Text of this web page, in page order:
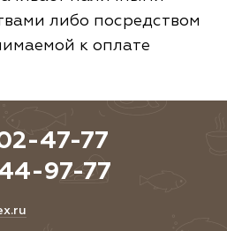
либо посредством
к оплате
47-77
97-77